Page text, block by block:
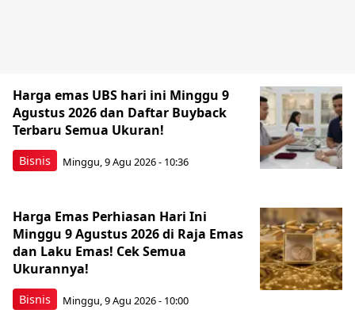
Bisnis
Harga emas UBS hari ini Minggu 9
Agustus 2026 dan Daftar Buyback
Terbaru Semua Ukuran!
Minggu, 9 Agu 2026 - 10:36
Bisnis
Harga Emas Perhiasan Hari Ini
Minggu 9 Agustus 2026 di Raja Emas
dan Laku Emas! Cek Semua
Ukurannya!
Minggu, 9 Agu 2026 - 10:00